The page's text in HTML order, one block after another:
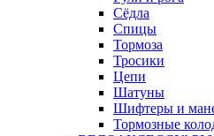
Сёдла
Спицы
Тормоза
Тросики
Цепи
Шатуны
Шифтеры и
Тормозные